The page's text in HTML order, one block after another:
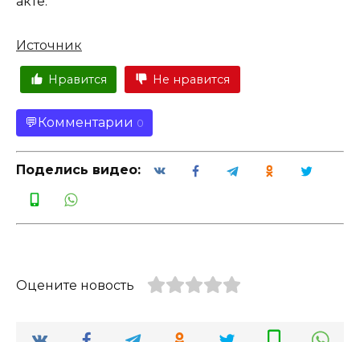
Источник
Нравится Не нравится
Комментарии 0
Поделись видео:
Оцените новость